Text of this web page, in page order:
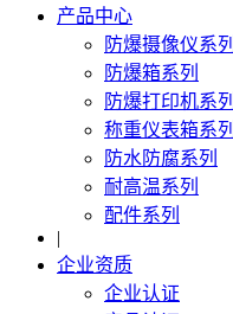
产品中心
防爆摄像仪系列
防爆箱系列
防爆打印机系列
称重仪表箱系列
防水防腐系列
耐高温系列
配件系列
|
企业资质
企业认证